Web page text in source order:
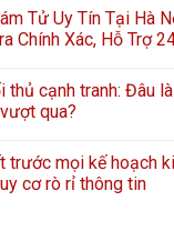
Tử Uy Tín Tại Hà
Chính Xác, Hỗ Trợ
thủ cạnh tranh: Đâu
qua?
trước mọi kế hoạch
cơ rò rỉ thông tin